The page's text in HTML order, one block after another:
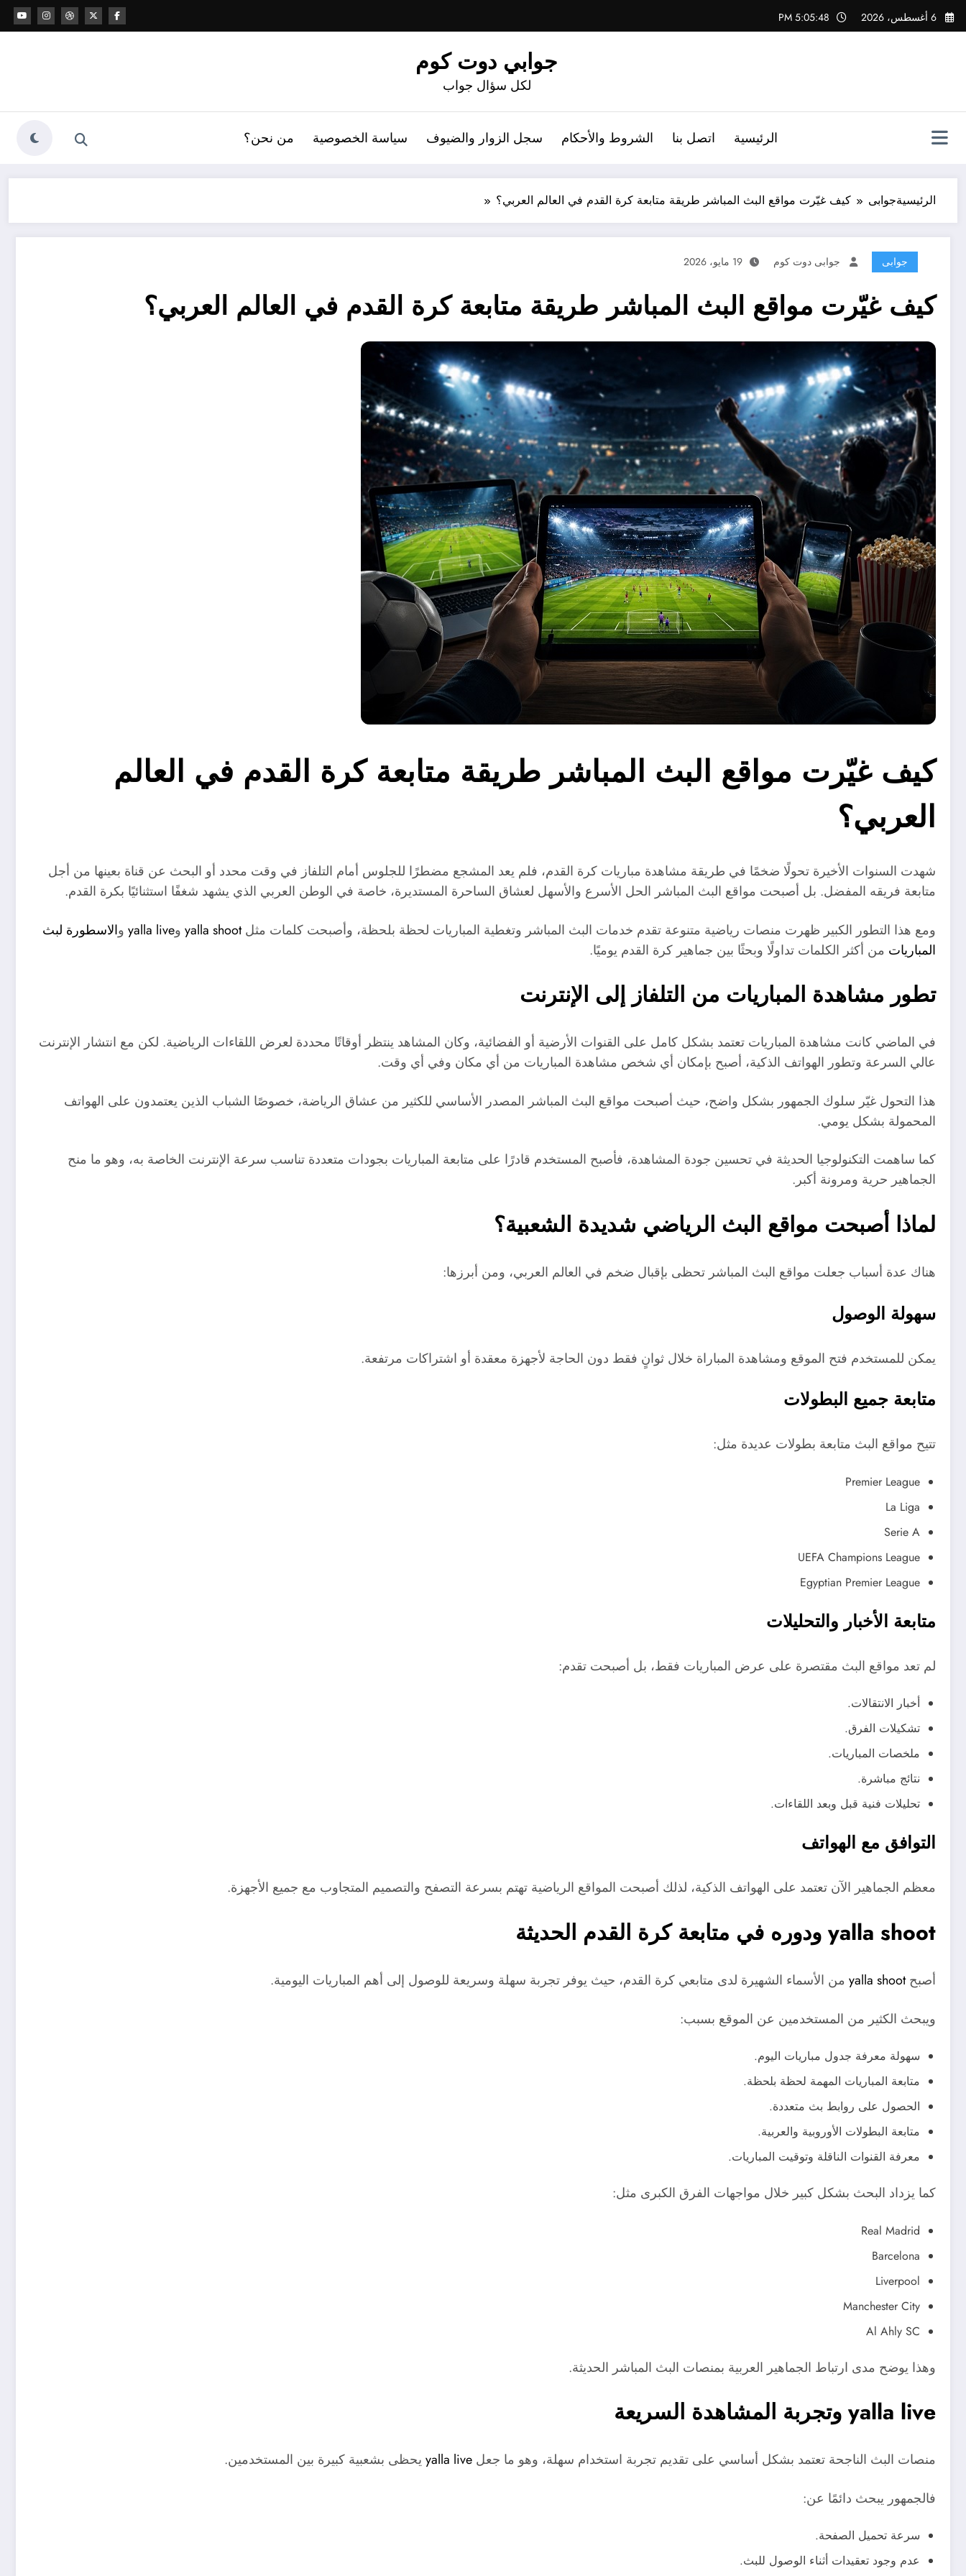
التجاوز
إلى
6 أغسطس، 2026 5:05:49 PM
جوابي دوت كوم
لكل سؤال جواب
الرئيسية اتصل بنا الشروط والأحكام سجل الزوار والضيوف سياسة الخصوصية من نحن؟
الرئيسيةجوابى كيف غيّرت مواقع البث المباشر طريقة متابعة كرة القدم في العالم العربي؟
جوابى جوابى دوت كوم 19 مايو، 2026
كيف غيّرت مواقع البث المباشر طريقة متابعة كرة القدم في العالم العربي؟
كيف غيّرت مواقع البث المباشر طريقة متابعة كرة القدم في العالم
العربي؟
شهدت السنوات الأخيرة تحولًا ضخمًا في طريقة مشاهدة مباريات كرة القدم، فلم يعد المشجع مضطرًا للجلوس أمام التلفاز في وقت محدد أو البحث عن قناة بعينها من أجل
متابعة فريقه المفضل. بل أصبحت مواقع البث المباشر الحل الأسرع والأسهل لعشاق الساحرة المستديرة، خاصة في الوطن العربي الذي يشهد شغفًا استثنائيًا بكرة القدم.
ومع هذا التطور الكبير ظهرت منصات رياضية متنوعة تقدم خدمات البث المباشر وتغطية المباريات لحظة بلحظة، وأصبحت كلمات مثلyalla shoot وyalla live والاسطورة لبث
المباريات من أكثر الكلمات تداولًا وبحثًا بين جماهير كرة القدم يوميًا.
تطور مشاهدة المباريات من التلفاز إلى الإنترنت
في الماضي كانت مشاهدة المباريات تعتمد بشكل كامل على القنوات الأرضية أو الفضائية، وكان المشاهد ينتظر أوقاتًا محددة لعرض اللقاءات الرياضية. لكن مع انتشار الإنترنت
عالي السرعة وتطور الهواتف الذكية، أصبح بإمكان أي شخص مشاهدة المباريات من أي مكان وفي أي وقت.
هذا التحول غيّر سلوك الجمهور بشكل واضح، حيث أصبحت مواقع البث المباشر المصدر الأساسي للكثير من عشاق الرياضة، خصوصًا الشباب الذين يعتمدون على الهواتف
المحمولة بشكل يومي.
كما ساهمت التكنولوجيا الحديثة في تحسين جودة المشاهدة، فأصبح المستخدم قادرًا على متابعة المباريات بجودات متعددة تناسب سرعة الإنترنت الخاصة به، وهو ما منح
الجماهير حرية ومرونة أكبر.
لماذا أصبحت مواقع البث الرياضي شديدة الشعبية؟
هناك عدة أسباب جعلت مواقع البث المباشر تحظى بإقبال ضخم في العالم العربي، ومن أبرزها:
سهولة الوصول
يمكن للمستخدم فتح الموقع ومشاهدة المباراة خلال ثوانٍ فقط دون الحاجة لأجهزة معقدة أو اشتراكات مرتفعة.
متابعة جميع البطولات
تتيح مواقع البث متابعة بطولات عديدة مثل:
Premier League
La Liga
Serie A
UEFA Champions League
Egyptian Premier League
متابعة الأخبار والتحليلات
لم تعد مواقع البث مقتصرة على عرض المباريات فقط، بل أصبحت تقدم:
أخبار الانتقالات.
تشكيلات الفرق.
ملخصات المباريات.
نتائج مباشرة.
تحليلات فنية قبل وبعد اللقاءات.
التوافق مع الهواتف
معظم الجماهير الآن تعتمد على الهواتف الذكية، لذلك أصبحت المواقع الرياضية تهتم بسرعة التصفح والتصميم المتجاوب مع جميع الأجهزة.
yalla shoot ودوره في متابعة كرة القدم الحديثة
أصبحyalla shoot من الأسماء الشهيرة لدى متابعي كرة القدم، حيث يوفر تجربة سهلة وسريعة للوصول إلى أهم المباريات اليومية.
ويبحث الكثير من المستخدمين عن الموقع بسبب:
سهولة معرفة جدول مباريات اليوم.
متابعة المباريات المهمة لحظة بلحظة.
الحصول على روابط بث متعددة.
متابعة البطولات الأوروبية والعربية.
معرفة القنوات الناقلة وتوقيت المباريات.
كما يزداد البحث بشكل كبير خلال مواجهات الفرق الكبرى مثل:
Real Madrid
Barcelona
Liverpool
Manchester City
Al Ahly SC
وهذا يوضح مدى ارتباط الجماهير العربية بمنصات البث المباشر الحديثة.
yalla live وتجربة المشاهدة السريعة
منصات البث الناجحة تعتمد بشكل أساسي على تقديم تجربة استخدام سهلة، وهو ما جعل yalla live يحظى بشعبية كبيرة بين المستخدمين.
فالجمهور يبحث دائمًا عن:
سرعة تحميل الصفحة.
عدم وجود تعقيدات أثناء الوصول للبث.